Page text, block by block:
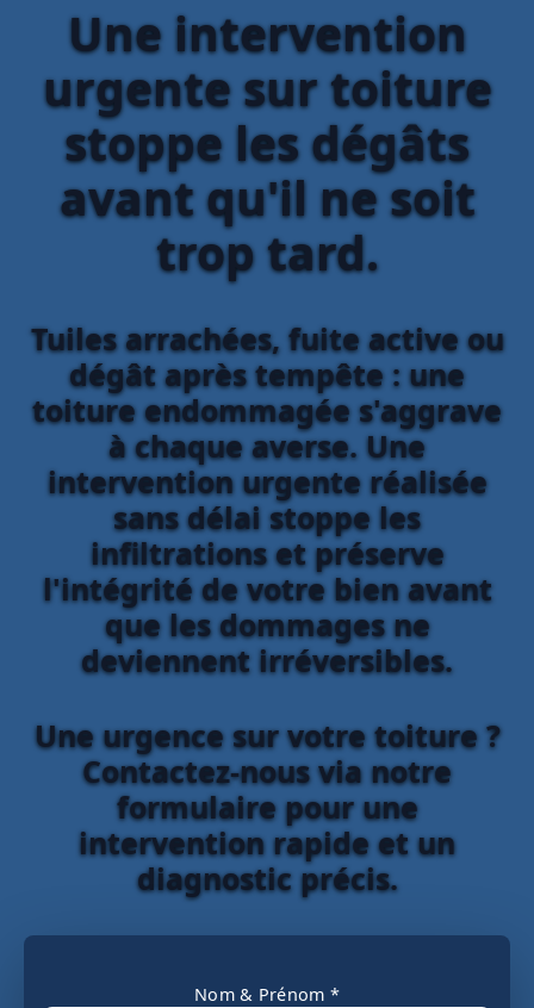
Une intervention
urgente sur toiture
stoppe les dégâts
avant qu'il ne soit
trop tard.
Tuiles arrachées, fuite active ou
dégât après tempête : une
toiture endommagée s'aggrave
à chaque averse. Une
intervention urgente réalisée
sans délai stoppe les
infiltrations et préserve
l'intégrité de votre bien avant
que les dommages ne
deviennent irréversibles.
Une urgence sur votre toiture ?
Contactez-nous via notre
formulaire pour une
intervention rapide et un
diagnostic précis.
Nom & Prénom *